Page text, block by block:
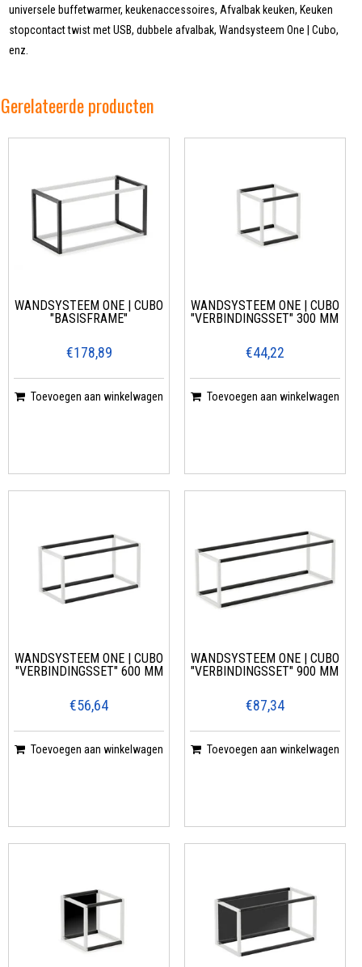
universele buffetwarmer, keukenaccessoires, Afvalbak keuken, Keuken
stopcontact twist met USB, dubbele afvalbak, Wandsysteem One | Cubo,
enz.
Gerelateerde producten
WANDSYSTEEM ONE | CUBO
"BASISFRAME"
€178,89
Toevoegen aan winkelwagen
WANDSYSTEEM ONE | CUBO
"VERBINDINGSSET" 300 MM
€44,22
Toevoegen aan winkelwagen
WANDSYSTEEM ONE | CUBO
"VERBINDINGSSET" 600 MM
€56,64
Toevoegen aan winkelwagen
WANDSYSTEEM ONE | CUBO
"VERBINDINGSSET" 900 MM
€87,34
Toevoegen aan winkelwagen